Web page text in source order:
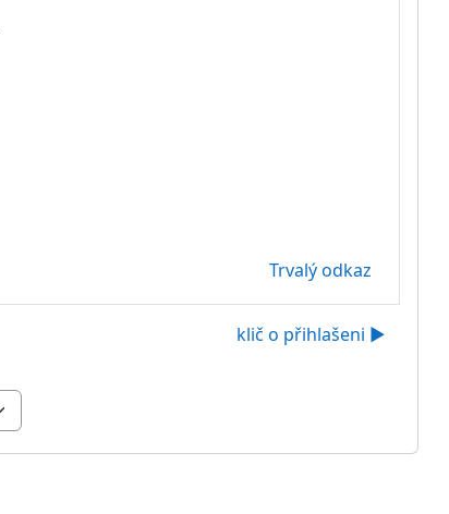
Trvalý odkaz
klič o přihlašeni ▶︎